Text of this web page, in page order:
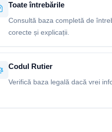
Toate întrebările
Consultă baza completă de
corecte și explicații.
Codul Rutier
Verifică baza legală dacă vrei